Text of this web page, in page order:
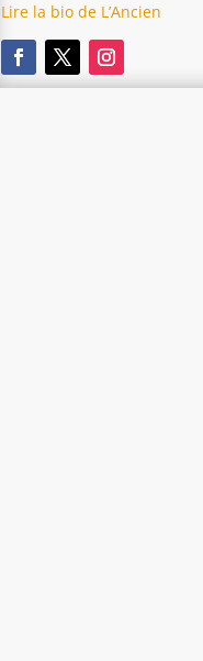
Lire la bio de L’Ancien